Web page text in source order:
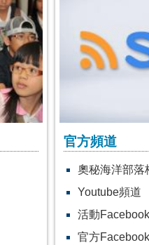
您的盤中飧 恐
【守護海洋】
海洋的鏡頭 -